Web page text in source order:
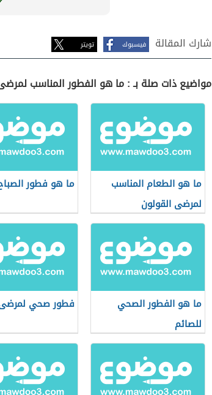
شارك المقالة فيسبوك تويتر
مواضيع ذات صلة بـ : ما هو الفطور المناسب
ما هو الطعام المناسب
لمرضى القولون
ما هو فطور
ما هو الفطور الصحي
للصائم
فطور صحي